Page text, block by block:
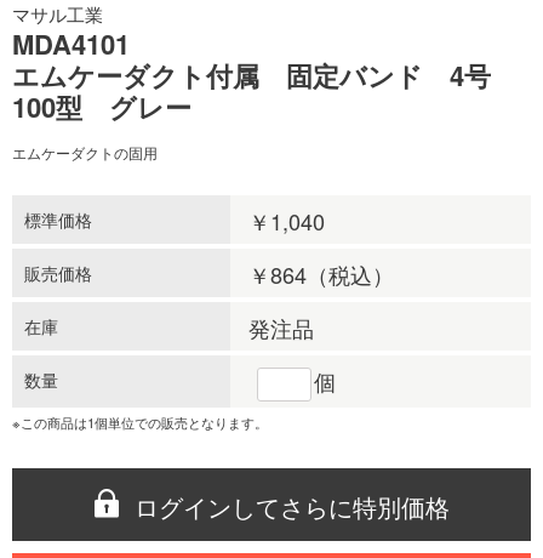
マサル工業
MDA4101
エムケーダクト付属 固定バンド 4号
100型 グレー
エムケーダクトの固用
標準価格 ￥1,040
販売価格 ￥864（税込）
在庫 発注品
数量 個
※この商品は1個単位での販売となります。
ログインしてさらに特別価格